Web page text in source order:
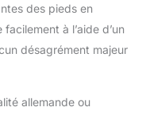
des pieds en
à l’aide d’un
désagrément majeur
allemande ou